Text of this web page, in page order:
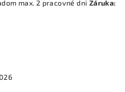
max. 2 pracovné dni Záruka: